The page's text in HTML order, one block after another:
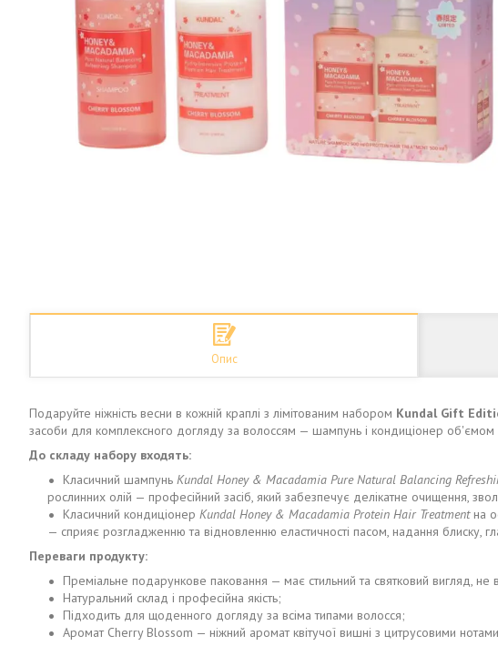
Опис
Подаруйте ніжність весни в кожній краплі з лімітованим набором Kundal Gift
засоби для комплексного догляду за волоссям — шампунь і кондиціонер
До складу набору входять:
Класичний шампунь Kundal Honey & Macadamia Pure Natural Balancing
рослинних олій — професійний засіб, який забезпечує делікатне очищення,
Класичний кондиціонер Kundal Honey & Macadamia Protein Hair Treatmentна
— сприяє розгладженню та відновленню еластичності пасом, надання блиску,
Переваги продукту:
Преміальне подарункове паковання — має стильний та святковий вигляд,
Натуральний склад і професійна якість;
Підходить для щоденного догляду за всіма типами волосся;
Аромат Cherry Blossom — ніжний аромат квітучої вишні з цитрусовими